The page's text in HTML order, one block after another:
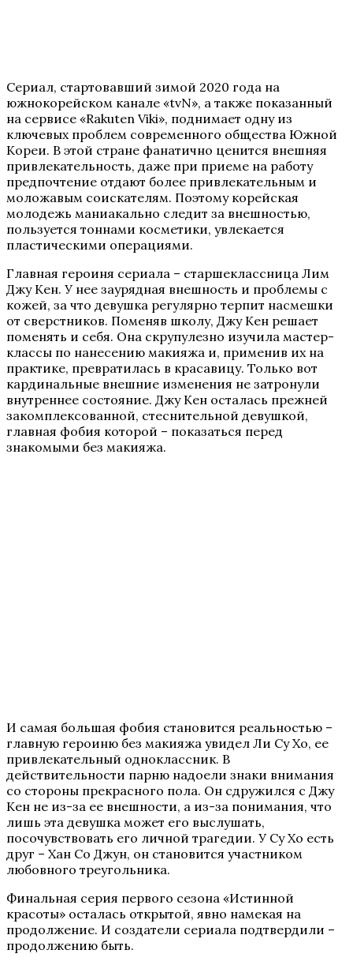
Сериал, стартовавший зимой 2020 года на
южнокорейском канале «tvN», а также показанный
на сервисе «Rakuten Viki», поднимает одну из
ключевых проблем современного общества Южной
Кореи. В этой стране фанатично ценится внешняя
привлекательность, даже при приеме на работу
предпочтение отдают более привлекательным и
моложавым соискателям. Поэтому корейская
молодежь маниакально следит за внешностью,
пользуется тоннами косметики, увлекается
пластическими операциями.
Главная героиня сериала – старшеклассница Лим
Джу Кен. У нее заурядная внешность и проблемы с
кожей, за что девушка регулярно терпит насмешки
от сверстников. Поменяв школу, Джу Кен решает
поменять и себя. Она скрупулезно изучила мастер-
классы по нанесению макияжа и, применив их на
практике, превратилась в красавицу. Только вот
кардинальные внешние изменения не затронули
внутреннее состояние. Джу Кен осталась прежней
закомплексованной, стеснительной девушкой,
главная фобия которой – показаться перед
знакомыми без макияжа.
И самая большая фобия становится реальностью –
главную героиню без макияжа увидел Ли Су Хо, ее
привлекательный одноклассник. В
действительности парню надоели знаки внимания
со стороны прекрасного пола. Он сдружился с Джу
Кен не из-за ее внешности, а из-за понимания, что
лишь эта девушка может его выслушать,
посочувствовать его личной трагедии. У Су Хо есть
друг – Хан Со Джун, он становится участником
любовного треугольника.
Финальная серия первого сезона «Истинной
красоты» осталась открытой, явно намекая на
продолжение. И создатели сериала подтвердили –
продолжению быть.